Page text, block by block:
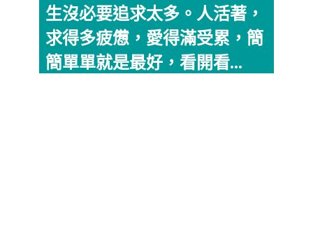
生沒必要追求太多。人活著，
求得多疲憊，愛得滿受累，簡
簡單單就是最好，看開看...